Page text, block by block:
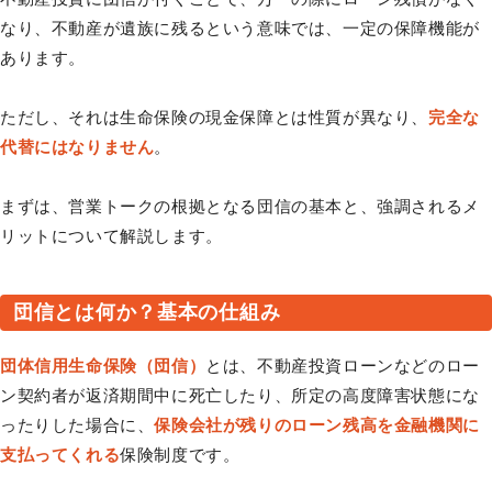
なり、不動産が遺族に残るという意味では、一定の保障機能が
あります。
ただし、それは生命保険の現金保障とは性質が異なり、 完全な
代替にはなりません。
まずは、営業トークの根拠となる団信の基本と、強調されるメ
リットについて解説します。
団信とは何か？基本の仕組み
団体信用生命保険（団信）
とは、不動産投資ローンなどのロー
ン契約者が返済期間中に死亡したり、所定の高度障害状態にな
ったりした場合に、保険会社が残りのローン残高を金融機関に
支払ってくれる保険制度です。